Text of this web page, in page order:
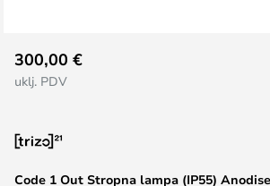
to
the
of
the
images
Code 1 Out Stropna lampa (IP55)
300,00 €
uklj. PDV